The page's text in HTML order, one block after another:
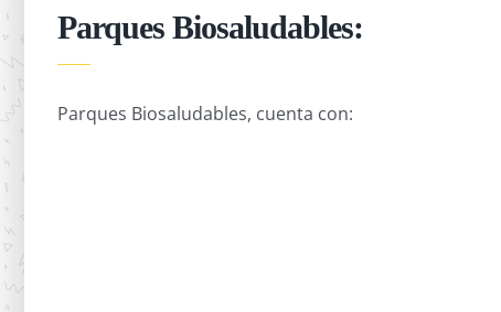
Parques Biosaludables:
Parques Biosaludables, cuenta con: